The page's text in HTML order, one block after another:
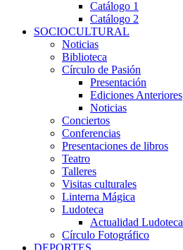
Catálogo 1
Catálogo 2
SOCIOCULTURAL
Noticias
Biblioteca
Círculo de Pasión
Presentación
Ediciones Anteriores
Noticias
Conciertos
Conferencias
Presentaciones de libros
Teatro
Talleres
Visitas culturales
Linterna Mágica
Ludoteca
Actualidad Ludoteca
Círculo Fotográfico